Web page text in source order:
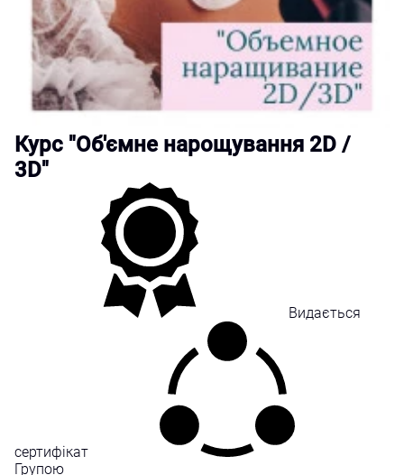
Курс "Об'ємне нарощування 2D /
3D"
Видається
сертифікат
Групою